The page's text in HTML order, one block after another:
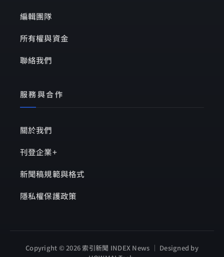
編輯團隊
所有權與資金
聯絡我們
服務與合作
關於我們
刊登企業+
新聞稿規範與格式
隱私權保護政策
Copyright © 2026 索引新聞 INDEX News ｜ Designed by